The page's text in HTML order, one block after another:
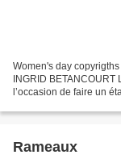
Women's day
INGRID
l’occasion de faire un
Rameaux